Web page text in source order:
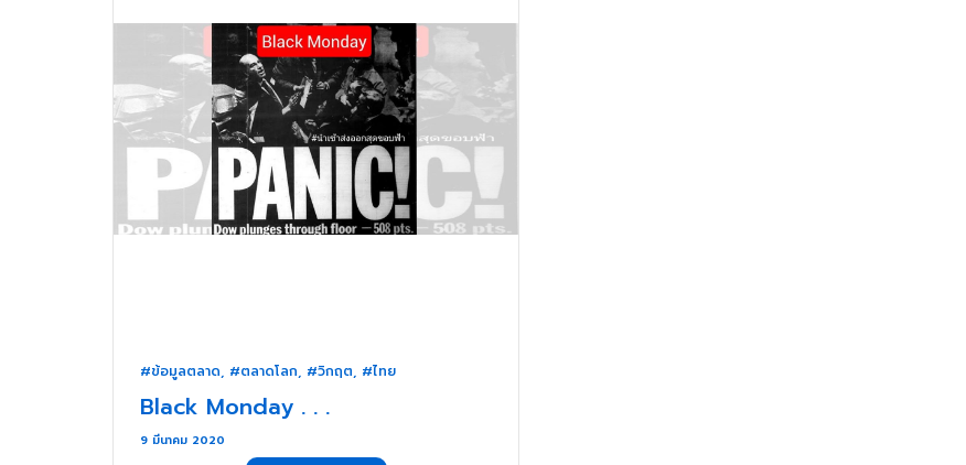
#ข้อมูลตลาด, #ตลาดโลก, #วิกฤต, #ไทย
Black Monday . . .
9 มีนาคม 2020